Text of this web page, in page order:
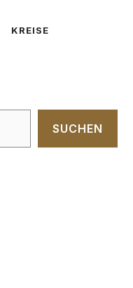
KREISE
SUCHEN